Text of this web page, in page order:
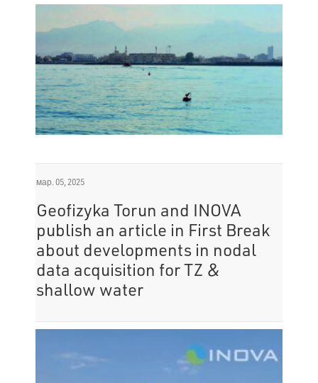
мар. 05, 2025
Geofizyka Torun and INOVA
publish an article in First Break
about developments in nodal
data acquisition for TZ &
shallow water